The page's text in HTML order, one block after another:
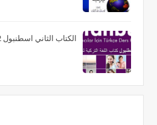
الكتاب الثاني اسطنبول B2